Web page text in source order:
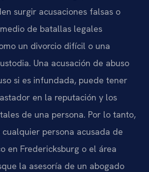
surgir acusaciones falsas o
de batallas legales
un divorcio difícil o una
Una acusación de abuso
si es infundada, puede tener
en la reputación y los
de una persona. Por lo tanto,
persona acusada de
en Fredericksburg o el área
la asesoría de un abogado